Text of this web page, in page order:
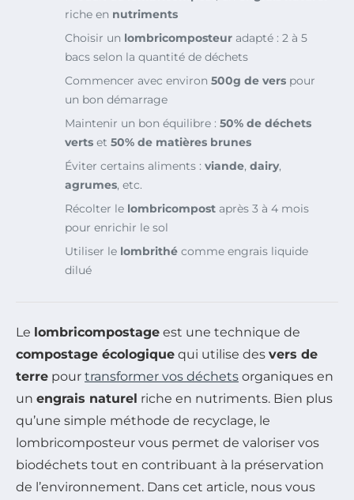
riche en nutriments
Choisir un lombricomposteur adapté : 2 à 5
bacs selon la quantité de déchets
Commencer avec environ 500g de vers pour
un bon démarrage
Maintenir un bon équilibre : 50% de déchets
verts et 50% de matières brunes
Éviter certains aliments : viande, dairy,
agrumes, etc.
Récolter le lombricompost après 3 à 4 mois
pour enrichir le sol
Utiliser le lombrithé comme engrais liquide
dilué
Le lombricompostage est une technique de
compostage écologique qui utilise des vers de
terre pour transformer vos déchets organiques en
un engrais naturel riche en nutriments. Bien plus
qu’une simple méthode de recyclage, le
lombricomposteur vous permet de valoriser vos
biodéchets tout en contribuant à la préservation
de l’environnement. Dans cet article, nous vous